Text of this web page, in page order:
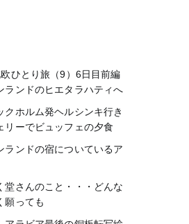
ひとり旅（9）6日目前編
ランドのヒエタラハティへ
クホルム発ヘルシンキ行き
リーでビュッフェの夕食
ランドの宿についているア
堂さんのこと・・・どんな
願っても